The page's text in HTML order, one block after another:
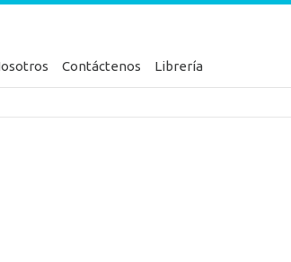
Contáctenos Librería